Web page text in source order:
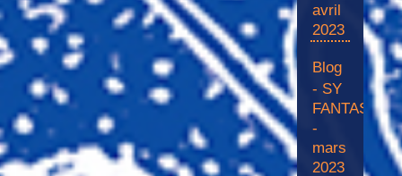
avril
2023
Blog
- SY
FANTASY
-
mars
2023